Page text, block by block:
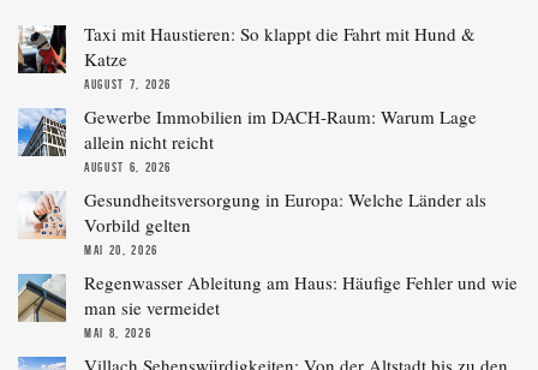
Taxi mit Haustieren: So klappt die Fahrt mit Hund &
Katze
AUGUST 7, 2026
Gewerbe Immobilien im DACH-Raum: Warum Lage
allein nicht reicht
AUGUST 6, 2026
Gesundheitsversorgung in Europa: Welche Länder als
Vorbild gelten
MAI 20, 2026
Regenwasser Ableitung am Haus: Häufige Fehler und wie
man sie vermeidet
MAI 8, 2026
Villach Sehenswürdigkeiten: Von der Altstadt bis zu den